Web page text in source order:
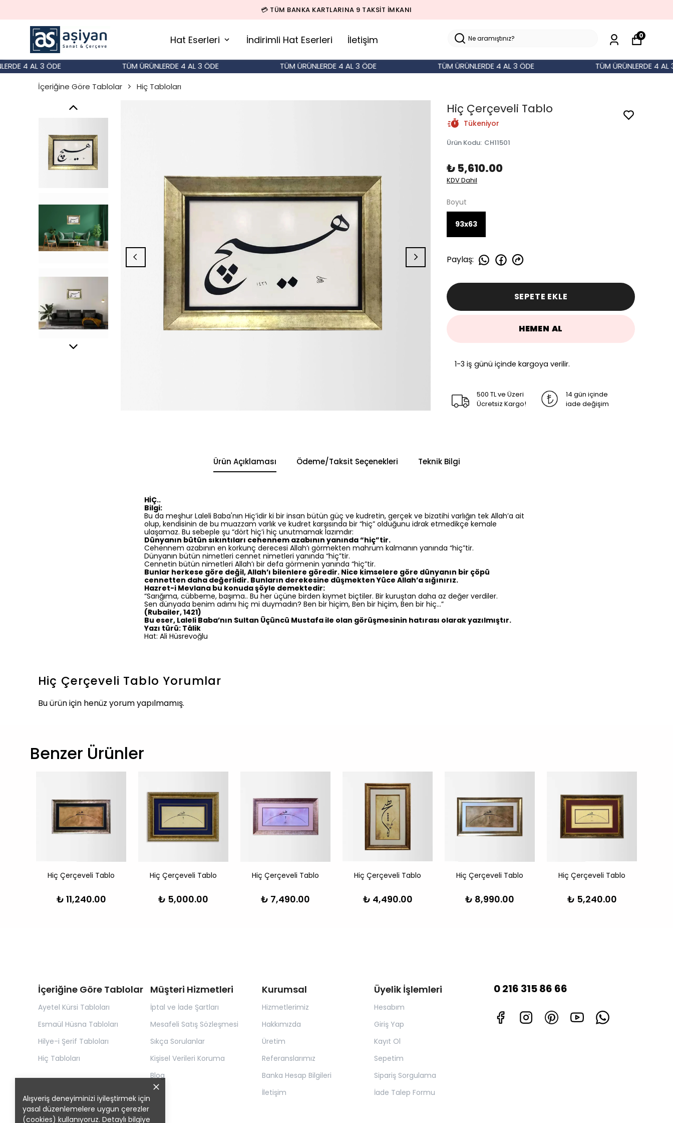
🚚 500 TL ÜZERİ SİPARİŞLERDE KARGO BEDAVA!
Hat Eserleri İndirimli Hat Eserleri İletişim 0
Alışveriş deneyiminizi iyileştirmek için
yasal düzenlemelere uygun çerezler
(cookies) kullanıyoruz. Detaylı bilgiye
4 AL 3 ÖDE TÜM ÜRÜNLERDE 4 AL 3 ÖDE TÜM ÜRÜNLERDE 4 AL 3 ÖDE TÜM ÜRÜNLERDE 4 AL 3 ÖDE
TÜM ÜRÜNLERDE 4 AL 3
İçeriğine Göre Tablolar
Hiç Tabloları
Hiç Çerçeveli Tablo
Tükeniyor
Ürün Kodu: CH11501
₺ 5,610.00
KDV Dahil
Boyut
93x63
Paylaş:
SEPETE EKLE
HEMEN AL
1-3 iş günü içinde kargoya verilir.
500 TL ve Üzeri
Ücretsiz Kargo!
14 gün içinde
iade değişim
Ürün Açıklaması Ödeme/Taksit Seçenekleri Teknik Bilgi
HİÇ..
Bilgi:
Bu da meşhur Laleli Baba'nın Hiç’idir ki bir insan bütün güç ve kudretin, gerçek ve bizatihi varlığın tek Allah’a ait
olup, kendisinin de bu muazzam varlık ve kudret karşısında bir “hiç” olduğunu idrak etmedikçe kemale
ulaşamaz. Bu sebeple şu “dört hiç’i hiç unutmamak lazımdır:
Dünyanın bütün sıkıntıları cehennem azabının yanında “hiç”tir.
Cehennem azabının en korkunç derecesi Allah’ı görmekten mahrum kalmanın yanında “hiç”tir.
Dünyanın bütün nimetleri cennet nimetleri yanında “hiç”tir.
Cennetin bütün nimetleri Allah’ı bir defa görmenin yanında “hiç”tir.
Bunlar herkese göre değil, Allah’ı bilenlere göredir. Nice kimselere göre dünyanın bir çöpü
cennetten daha değerlidir. Bunların derekesine düşmekten Yüce Allah’a sığınırız.
Hazret-i Mevlana bu konuda şöyle demektedir:
“Sarığıma, cübbeme, başıma.. Bu her üçüne birden kıymet biçtiler. Bir kuruştan daha az değer verdiler.
Sen dünyada benim adımı hiç mi duymadın? Ben bir hiçim, Ben bir hiçim, Ben bir hiç...”
(Rubailer, 1421)
Bu eser, Laleli Baba’nın Sultan Üçüncü Mustafa ile olan görüşmesinin hatırası olarak yazılmıştır.
Yazı türü: Tâlik
Hat: Ali Hüsrevoğlu
Hiç Çerçeveli Tablo Yorumlar
Bu ürün için henüz yorum yapılmamış.
Benzer Ürünler
Hiç Çerçeveli Tablo
₺ 11,240.00
Hiç Çerçeveli Tablo
₺ 5,000.00
Hiç Çerçeveli Tablo
₺ 7,490.00
Hiç Çerçeveli Tablo
₺ 4,490.00
Hiç Çerçeveli Tablo
₺ 8,990.00
Hiç Çerçeveli Tablo
₺ 5,240.00
İçeriğine Göre Tablolar
Ayetel Kürsi Tabloları
Esmaül Hüsna Tabloları
Hilye-i Şerif Tabloları
Hiç Tabloları
Müşteri Hizmetleri
İptal ve İade Şartları
Mesafeli Satış Sözleşmesi
Sıkça Sorulanlar
Kişisel Verileri Koruma
Blog
Kurumsal
Hizmetlerimiz
Hakkımızda
Üretim
Referanslarımız
Banka Hesap Bilgileri
İletişim
Üyelik İşlemleri
Hesabım
Giriş Yap
Kayıt Ol
Sepetim
Sipariş Sorgulama
İade Talep Formu
0 216 315 86 66